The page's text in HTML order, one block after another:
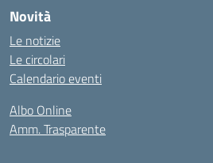
Novità
Le notizie
Le circolari
Calendario eventi
Albo Online
Amm. Trasparente